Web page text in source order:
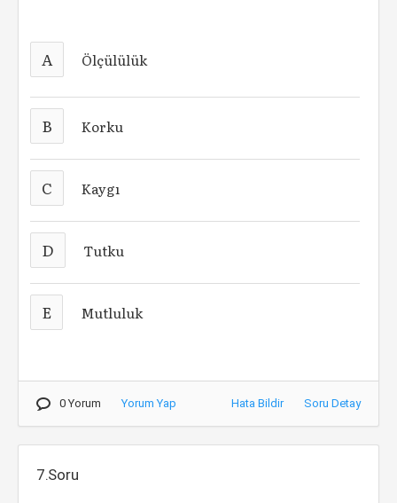
A Ölçülülük
B Korku
C Kaygı
D Tutku
E Mutluluk
0 Yorum Yorum Yap Hata Bildir Soru Detay
7.Soru